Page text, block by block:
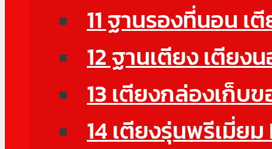
11 ฐานรองที่นอน เ
12 ฐานเตียง เตียง
13 เตียงกล่องเก็บ
14 เตียงรุ่นพรีเมี่ย